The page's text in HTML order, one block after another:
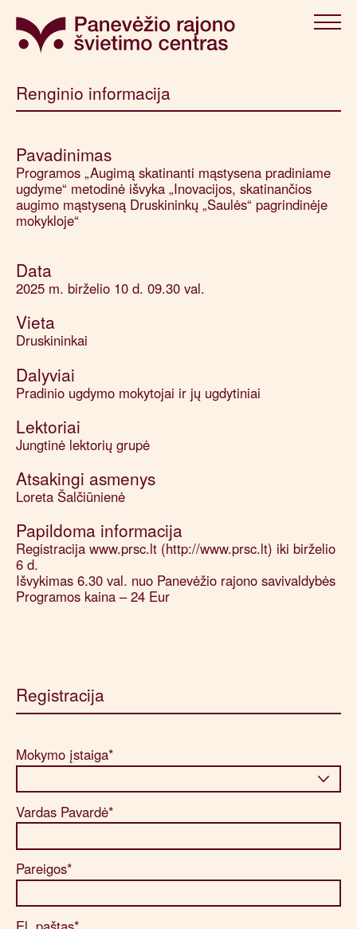
Renginio informacija
Pavadinimas
Programos „Augimą skatinanti mąstysena pradiniame
ugdyme“ metodinė išvyka „Inovacijos, skatinančios
augimo mąstyseną Druskininkų „Saulės“ pagrindinėje
mokykloje“
Data
2025 m. birželio 10 d. 09.30 val.
Vieta
Druskininkai
Dalyviai
Pradinio ugdymo mokytojai ir jų ugdytiniai
Lektoriai
Jungtinė lektorių grupė
Atsakingi asmenys
Loreta Šalčiūnienė
Papildoma informacija
Registracija www.prsc.lt (http://www.prsc.lt) iki birželio
6 d.
Išvykimas 6.30 val. nuo Panevėžio rajono savivaldybės
Programos kaina – 24 Eur
Registracija
Mokymo įstaiga*
Vardas Pavardė*
Pareigos*